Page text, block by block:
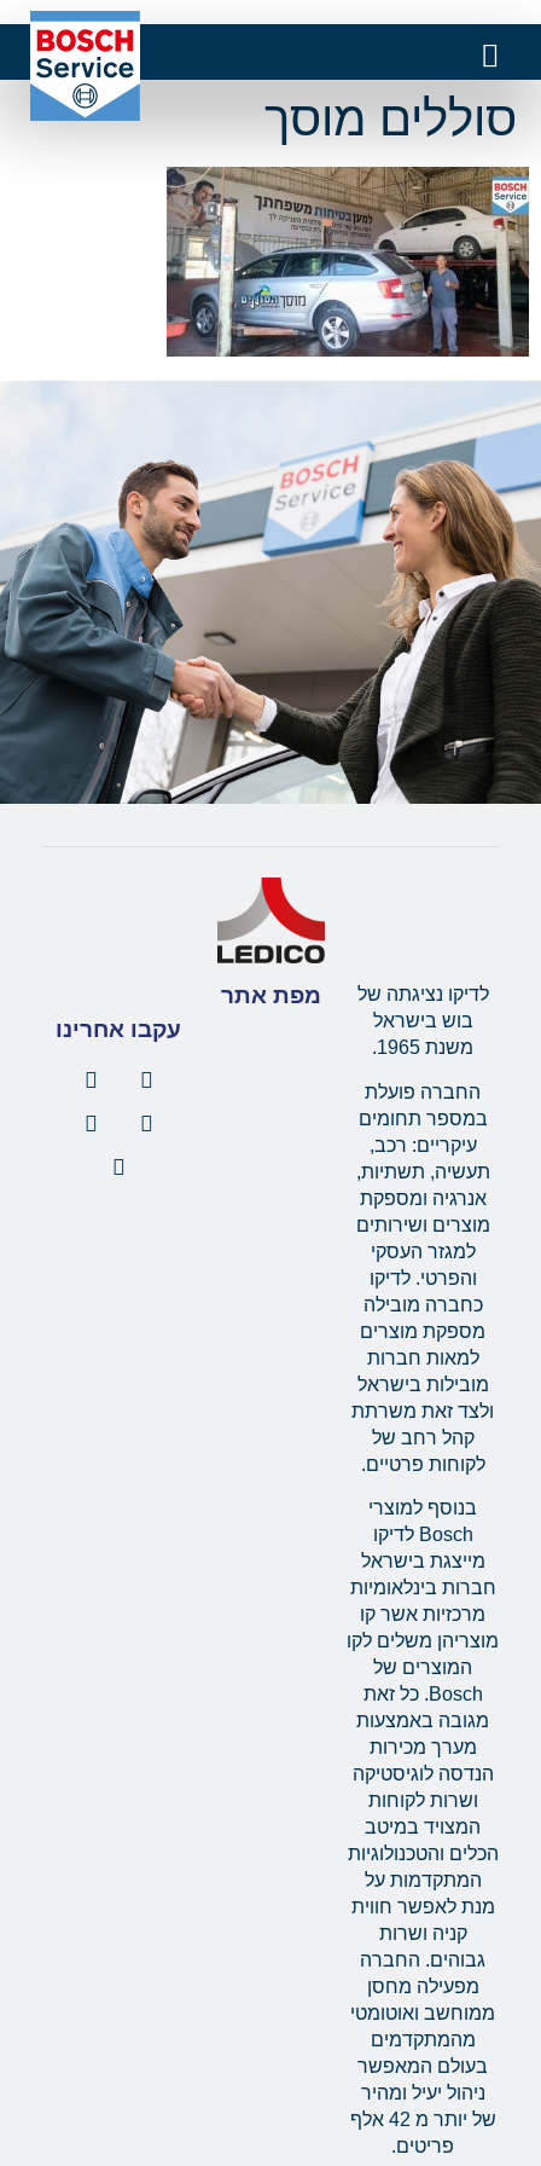
סוללים מוסך
לדיקו נציגתה של
בוש בישראל
משנת 1965.
החברה פועלת
במספר תחומים
עיקריים: רכב,
תעשיה, תשתיות,
אנרגיה ומספקת
מוצרים ושירותים
למגזר העסקי
והפרטי. לדיקו
כחברה מובילה
מספקת מוצרים
למאות חברות
מובילות בישראל
ולצד זאת משרתת
קהל רחב של
לקוחות פרטיים.
בנוסף למוצרי
Bosch לדיקו
מייצגת בישראל
חברות בינלאומיות
מרכזיות אשר קו
מוצריהן משלים לקו
המוצרים של
Bosch. כל זאת
מגובה באמצעות
מערך מכירות
הנדסה לוגיסטיקה
ושרות לקוחות
המצויד במיטב
הכלים והטכנולוגיות
המתקדמות על
מנת לאפשר חווית
קניה ושרות
גבוהים. החברה
מפעילה מחסן
ממוחשב ואוטומטי
מהמתקדמים
בעולם המאפשר
ניהול יעיל ומהיר
של יותר מ 42 אלף
פריטים.
מפת אתר
עקבו אחרינו